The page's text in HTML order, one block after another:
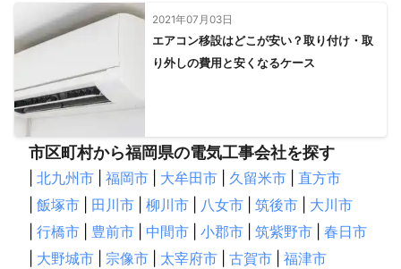
2021年07月03日
エアコン移設はどこが安い？取り付け・取
り外しの費用と安くなるケース
市区町村から福岡県の電気工事会社を探す
北九州市 福岡市 大牟田市 久留米市
直方市
飯塚市 田川市 柳川市 八女市 筑後市
大川市
行橋市 豊前市 中間市 小郡市 筑紫野市
春日市
大野城市 宗像市 太宰府市 古賀市
福津市